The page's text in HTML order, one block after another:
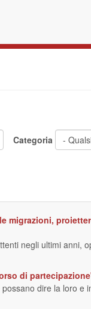
Categoria
migrazioni,
negli ultimi anni,
di
dire la loro e